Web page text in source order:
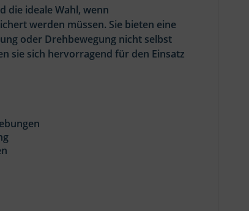
die ideale Wahl, wenn
werden müssen. Sie bieten eine
oder Drehbewegung nicht selbst
sie sich hervorragend für den Einsatz